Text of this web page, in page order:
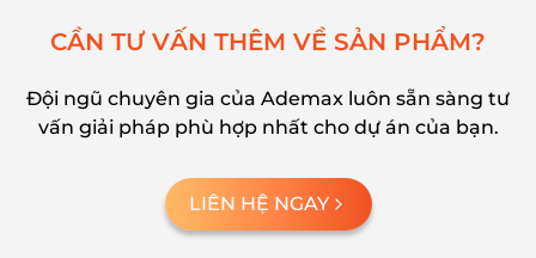
CẦN TƯ VẤN THÊM VỀ SẢN PHẨM?
Đội ngũ chuyên gia của Ademax luôn sẵn sàng tư
vấn giải pháp phù hợp nhất cho dự án của bạn.
LIÊN HỆ NGAY